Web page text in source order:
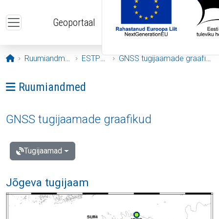
Geoportaal
Avaleht
Ruumiandmed ESTPOS GNSS tugijaamade graafikud
Ava menüü: Ruumiandmed
Ruumiandmed
GNSS tugijaamade graafikud
Tugijaamad
Jõgeva tugijaam